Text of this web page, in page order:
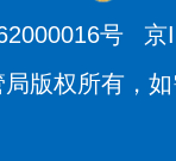
号
京
版权所有，